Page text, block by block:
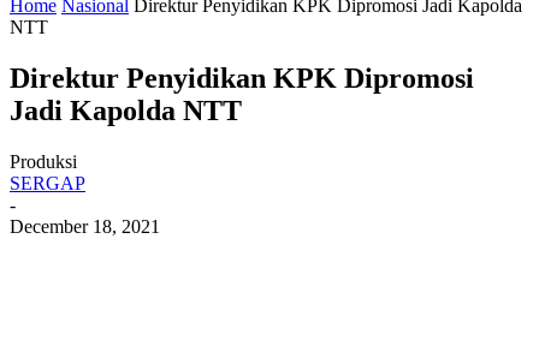
Home Nasional Direktur Penyidikan KPK Dipromosi Jadi Kapolda
NTT
Direktur Penyidikan KPK Dipromosi
Jadi Kapolda NTT
Produksi
SERGAP
-
December 18, 2021